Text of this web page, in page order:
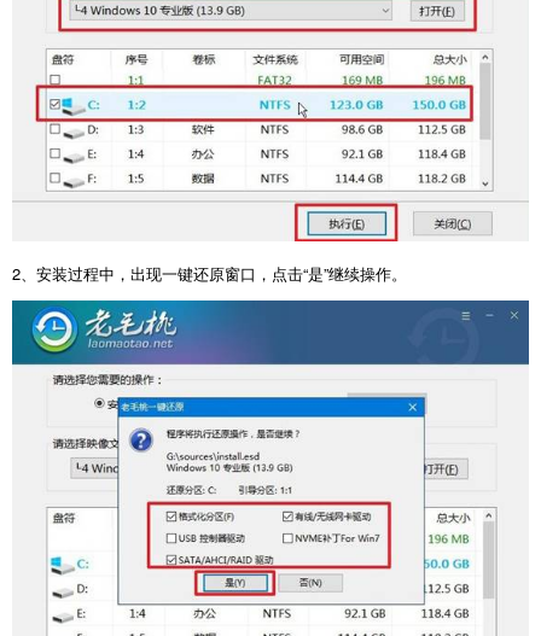
2、安装过程中，出现一键还原窗口，点击“是”继续操作。